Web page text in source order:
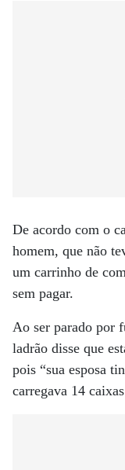
De acordo com o
homem, que não
um carrinho de
sem pagar.
Ao ser parado por
ladrão disse que
pois “sua esposa
carregava 14